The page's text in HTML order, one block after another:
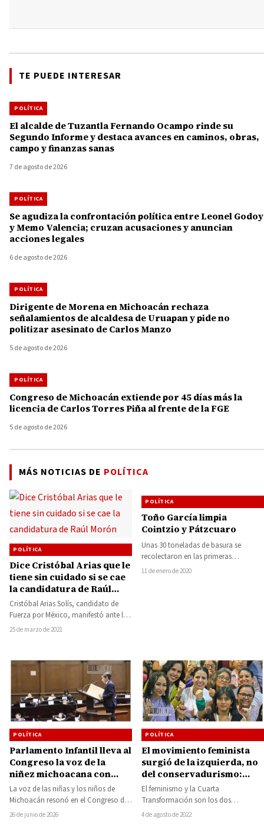
TE PUEDE INTERESAR
POLÍTICA
El alcalde de Tuzantla Fernando Ocampo rinde su
Segundo Informe y destaca avances en caminos, obras,
campo y finanzas sanas
7 de agosto de 2026
POLÍTICA
Se agudiza la confrontación política entre Leonel Godoy
y Memo Valencia; cruzan acusaciones y anuncian
acciones legales
6 de agosto de 2026
POLÍTICA
Dirigente de Morena en Michoacán rechaza
señalamientos de alcaldesa de Uruapan y pide no
politizar asesinato de Carlos Manzo
5 de agosto de 2026
POLÍTICA
Congreso de Michoacán extiende por 45 días más la
licencia de Carlos Torres Piña al frente de la FGE
5 de agosto de 2026
MÁS NOTICIAS DE POLÍTICA
POLÍTICA
Dice Cristóbal Arias que le
tiene sin cuidado si se cae
la candidatura de Raúl
Morón
Cristóbal Arias Solís, candidato de
Fuerza por México, manifestó ante los
medios informativos locales que la
25 de marzo de 2021
POLÍTICA
Toño García limpia
Cointzio y Pátzcuaro
Unas 30 toneladas de basura se
recolectaron en las primeras
actividades de la Campaña de
11 de enero de 2020
POLÍTICA
Parlamento Infantil lleva al
Congreso la voz de la
niñez michoacana con
propuestas para
transformar el estado
La voz de las niñas y los niños de
Michoacán resonó en el Congreso del
Estado durante la…
26 de junio de 2026
POLÍTICA
El movimiento feminista
surgió de la izquierda, no
del conservadurismo:
Giulianna Bugarini
El feminismo y la Cuarta
Transformación son los dos
principales movimientos del siglo XXI
4 de agosto de 2022